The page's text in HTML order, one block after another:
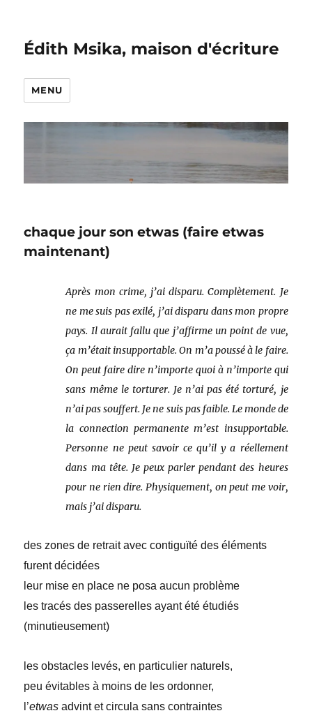
Édith Msika, maison d'écriture
MENU
chaque jour son etwas (faire etwas
maintenant)
Après mon crime, j’ai disparu. Complètement. Je
ne me suis pas exilé, j’ai disparu dans mon propre
pays. Il aurait fallu que j’affirme un point de vue,
ça m’était insupportable. On m’a poussé à le faire.
On peut faire dire n’importe quoi à n’importe qui
sans même le torturer. Je n’ai pas été torturé, je
n’ai pas souffert. Je ne suis pas faible. Le monde de
la connection permanente m’est insupportable.
Personne ne peut savoir ce qu’il y a réellement
dans ma tête. Je peux parler pendant des heures
pour ne rien dire. Physiquement, on peut me voir,
mais j’ai disparu.
des zones de retrait avec contiguïté des éléments
furent décidées
leur mise en place ne posa aucun problème
les tracés des passerelles ayant été étudiés
(minutieusement)
les obstacles levés, en particulier naturels,
peu évitables à moins de les ordonner,
l’etwas advint et circula sans contraintes